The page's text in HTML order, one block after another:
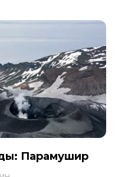
Парамушир